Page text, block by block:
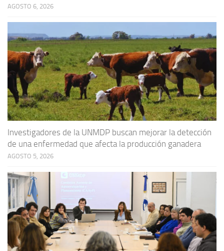
AGOSTO 6, 2026
Investigadores de la UNMDP buscan mejorar la detección
de una enfermedad que afecta la producción ganadera
AGOSTO 5, 2026